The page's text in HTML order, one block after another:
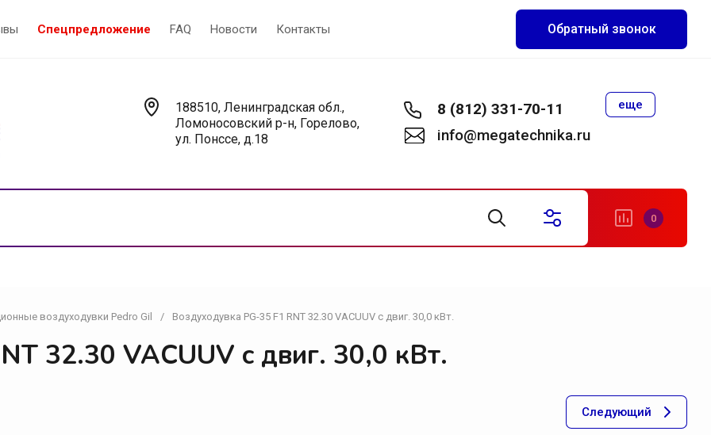
Спецпредложение FAQ Новости Контакты Обратный звонок
188510, Ленинградская обл.,
Ломоносовский р-н, Горелово,
ул. Понссе, д.18
8 (812) 331-70-11
info@megatechnika.ru
еще
Вакуумные насосы Вакуумные установки
0
воздуходувки Pedro Gil / Воздуходувка PG-35 F1 RNT 32.30 VACUUV с двиг. 30,0 кВт.
32.30 VACUUV с двиг. 30,0 кВт.
Следующий